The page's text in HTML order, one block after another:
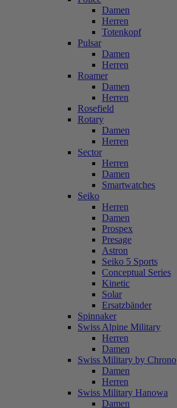
Damen
Herren
Totenkopf
Pulsar
Damen
Herren
Roamer
Damen
Herren
Rosefield
Rotary
Damen
Herren
Sector
Herren
Damen
Smartwatches
Seiko
Herren
Damen
Prospex
Presage
Astron
Seiko 5 Sports
Conceptual Series
Kinetic
Solar
Ersatzbänder
Spinnaker
Swiss Alpine Military
Herren
Damen
Swiss Military by Chrono
Damen
Herren
Swiss Military Hanowa
Damen